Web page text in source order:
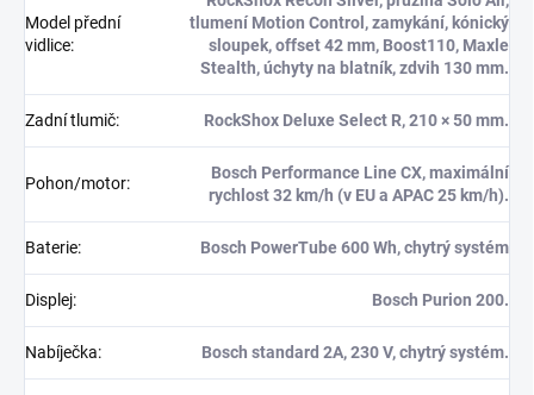
Model přední
vidlice:
tlumení Motion Control, zamykání, kónický
sloupek, offset 42 mm, Boost110, Maxle
Stealth, úchyty na blatník, zdvih 130 mm.
Zadní tlumič: RockShox Deluxe Select R, 210 × 50 mm.
Pohon/motor:
Bosch Performance Line CX, maximální
rychlost 32 km/h (v EU a APAC 25 km/h).
Baterie: Bosch PowerTube 600 Wh, chytrý systém
Displej: Bosch Purion 200.
Nabíječka: Bosch standard 2A, 230 V, chytrý systém.